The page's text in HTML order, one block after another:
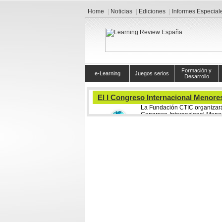
Home Noticias Ediciones Informes
e-Learning Juegos serios
Formación y
Desarrollo
El I Congreso Internacional
La Fundación CTIC
Congreso Internacional